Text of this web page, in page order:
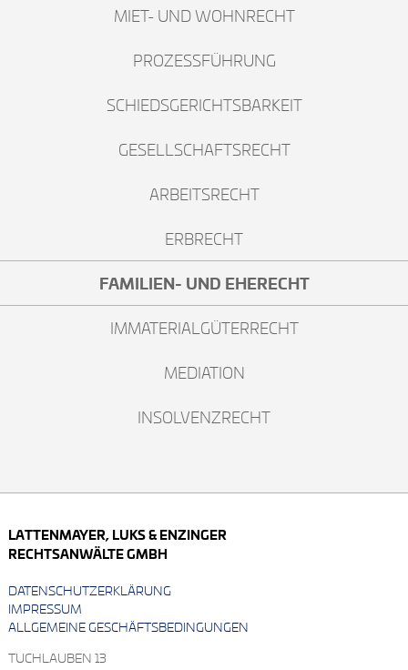
MIET- UND WOHNRECHT
PROZESSFÜHRUNG
SCHIEDSGERICHTSBARKEIT
GESELLSCHAFTSRECHT
ARBEITSRECHT
ERBRECHT
FAMILIEN- UND EHERECHT
IMMATERIALGÜTERRECHT
MEDIATION
INSOLVENZRECHT
LATTENMAYER, LUKS & ENZINGER
RECHTSANWÄLTE GMBH
DATENSCHUTZERKLÄRUNG
IMPRESSUM
ALLGEMEINE GESCHÄFTSBEDINGUNGEN
TUCHLAUBEN 13